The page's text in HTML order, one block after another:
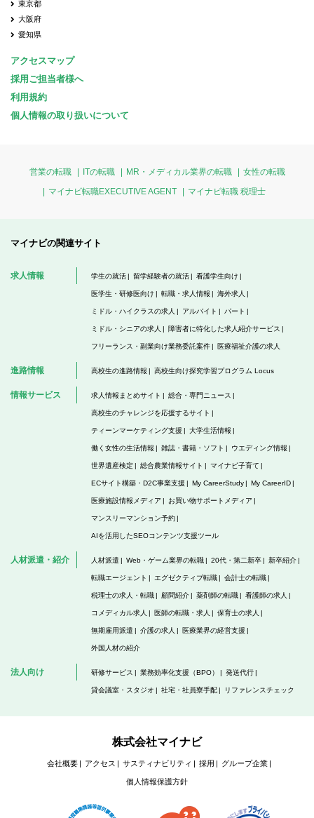
東京都
大阪府
愛知県
アクセスマップ
採用ご担当者様へ
利用規約
個人情報の取り扱いについて
営業の転職 ITの転職 MR・メディカル業界の転職
女性の転職
マイナビ転職EXECUTIVE AGENT
マイナビ転職 税理士
マイナビの関連サイト
求人情報 学生の就活 留学経験者の就活 看護学生向け
医学生・研修医向け 転職・求人情報 海外求人
ミドル・ハイクラスの求人 アルバイト パート
ミドル・シニアの求人 障害者に特化した求人紹介サービス
フリーランス・副業向け業務委託案件 医療福祉介護の求人
進路情報 高校生の進路情報 高校生向け探究学習プログラム Locus
情報サービス 求人情報まとめサイト 総合・専門ニュース
高校生のチャレンジを応援するサイト
ティーンマーケティング支援 大学生活情報
働く女性の生活情報 雑誌・書籍・ソフト ウエディング情報
世界遺産検定 総合農業情報サイト マイナビ子育て
ECサイト構築・D2C事業支援 My CareerStudy My CareerID
医療施設情報メディア お買い物サポートメディア
マンスリーマンション予約
AIを活用したSEOコンテンツ支援ツール
人材派遣・紹介 人材派遣 Web・ゲーム業界の転職 20代・第二新卒 新卒紹介
転職エージェント エグゼクティブ転職 会計士の転職
税理士の求人・転職 顧問紹介 薬剤師の転職 看護師の求人
コメディカル求人 医師の転職・求人 保育士の求人
無期雇用派遣 介護の求人 医療業界の経営支援
外国人材の紹介
法人向け 研修サービス 業務効率化支援（BPO） 発送代行
貸会議室・スタジオ 社宅・社員寮手配 リファレンスチェック
株式会社マイナビ
会社概要 アクセス サスティナビリティ 採用 グループ企業
個人情報保護方針